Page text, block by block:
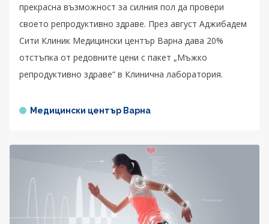
прекрасна възможност за силния пол да провери
своето репродуктивно здраве. През август Аджибадем
Сити Клиник Медицински център Варна дава 20%
отстъпка от редовните цени с пакет „Мъжко
репродуктивно здраве“ в Клинична лаборатория.
Медицински център Варна